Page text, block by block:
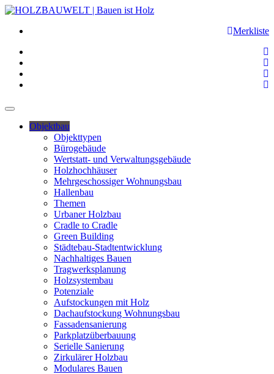
Merkliste
Objektbau
Objekttypen
Bürogebäude
Wertstatt- und Verwaltungsgebäude
Holzhochhäuser
Mehrgeschossiger Wohnungsbau
Hallenbau
Themen
Urbaner Holzbau
Cradle to Cradle
Green Building
Städtebau-Stadtentwicklung
Nachhaltiges Bauen
Tragwerksplanung
Holzsystembau
Potenziale
Aufstockungen mit Holz
Dachaufstockung Wohnungsbau
Fassadensanierung
Parkplatzüberbauung
Serielle Sanierung
Zirkulärer Holzbau
Modulares Bauen